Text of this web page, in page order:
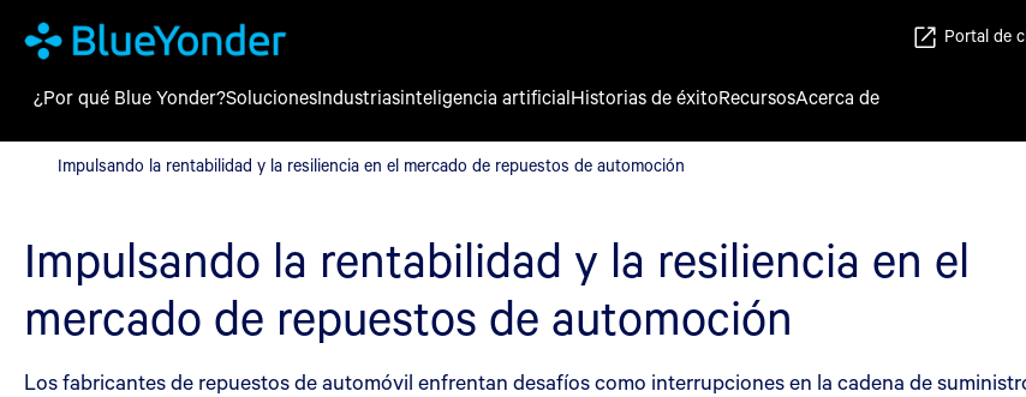
Impulsando la rentabilidad y la resiliencia en el mercado de repuestos de automoción
Portal de
¿Por qué Blue Yonder?SolucionesIndustriasinteligencia artificialHistorias de éxitoRecursosAcerca de
Impulsando la rentabilidad y la resiliencia en el mercado de repuestos de automoción
Impulsando la rentabilidad y la resiliencia en el
mercado de repuestos de automoción
Los fabricantes de repuestos de automóvil enfrentan desafíos como interrupciones en la cadena de